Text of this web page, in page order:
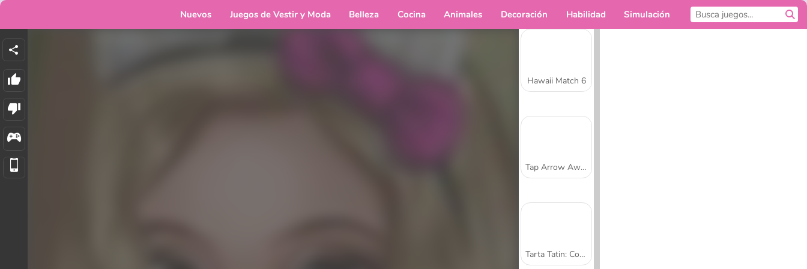
Nuevos Juegos de Vestir y Moda Belleza Cocina Animales Decoración Habilidad Simulación
Hawaii Match 6
Tap Arrow Away
Tarta Tatin: Cocina con Sara